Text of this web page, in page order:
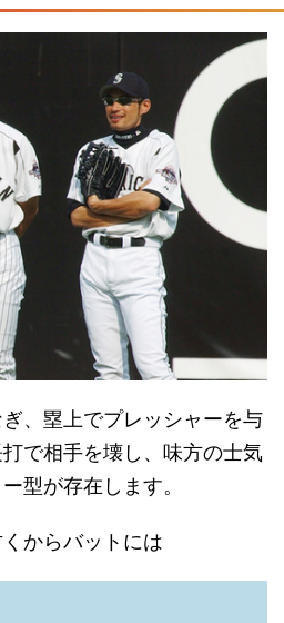
、塁上でプレッシャーを与
で相手を壊し、味方の士気
型が存在します。
からバットには